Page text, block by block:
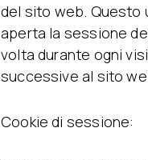
del sito web. Questo
aperta la sessione
volta durante ogni
successive al sito
Cookie di sessione: